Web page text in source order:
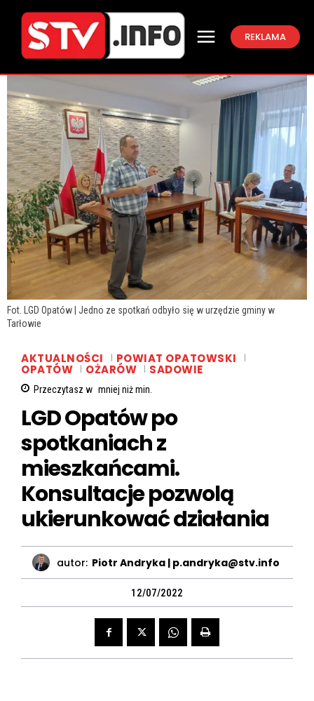
REKLAMA
Fot. LGD Opatów | Jedno ze spotkań odbyło się w urzędzie gminy w
Tarłowie
AKTUALNOŚCI POWIAT OPATOWSKI
OPATÓW OŻARÓW SADOWIE
Przeczytasz w mniej niżmin.
LGD Opatów po
spotkaniach z
mieszkańcami.
Konsultacje pozwolą
ukierunkować działania
autor: Piotr Andryka | p.andryka@stv.info
12/07/2022